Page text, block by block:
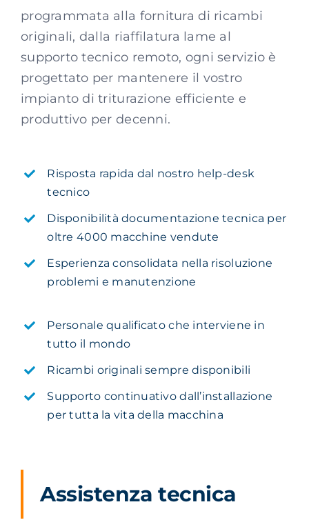
programmata alla fornitura di ricambi
originali, dalla riaffilatura lame al
supporto tecnico remoto, ogni servizio è
progettato per mantenere il vostro
impianto di triturazione efficiente e
produttivo per decenni.
Risposta rapida dal nostro help-desk
tecnico
Disponibilità documentazione tecnica per
oltre 4000 macchine vendute
Esperienza consolidata nella risoluzione
problemi e manutenzione
Personale qualificato che interviene in
tutto il mondo
Ricambi originali sempre disponibili
Supporto continuativo dall’installazione
per tutta la vita della macchina
Assistenza tecnica